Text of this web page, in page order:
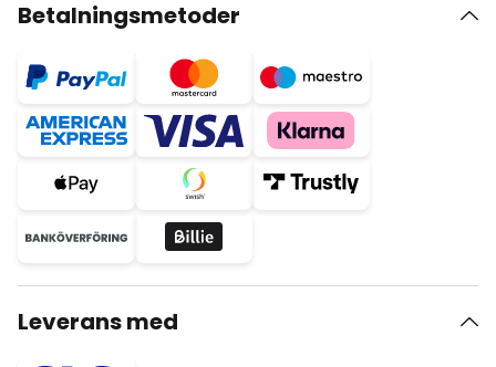
Betalningsmetoder
Leverans med